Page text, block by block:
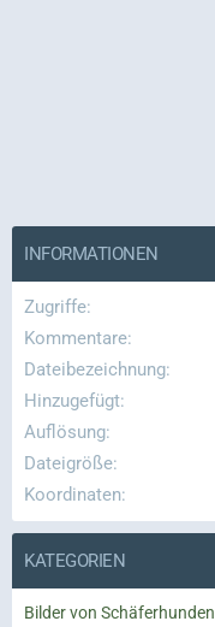
INFORMATIONEN
Zugriffe
Kommentare
Dateibezeichnung
Hinzugefügt
Auflösung
Dateigröße
Koordinaten
KATEGORIEN
Bilder von Schäferhunden